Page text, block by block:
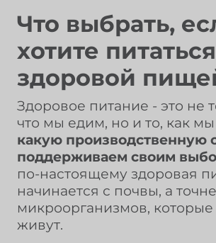
Что выбрать,
хотите питаться
здоровой
Здоровое питание - это не
что мы едим, но и то, как
какую производственную
поддерживаем своим
по-настоящему здоровая
начинается с почвы, а
микроорганизмов, которые
живут.